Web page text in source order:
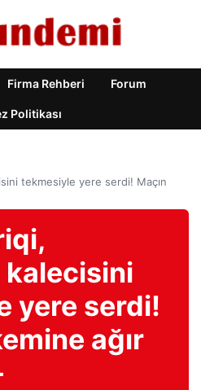
Firma Rehberi Forum
Politikası
tekmesiyle yere serdi! Maçın
kalecisini
yere serdi!
ağır